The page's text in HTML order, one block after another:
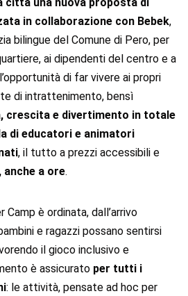
città una nuova proposta di
in collaborazione con Bebek,
bilingue del Comune di Pero, per
ai dipendenti del centro e a
di far vivere ai propri
di intrattenimento, bensì
crescita e divertimento in totale
di educatori e animatori
, il tutto a prezzi accessibili e
a ore.
Camp è ordinata, dall’arrivo
e ragazzi possano sentirsi
il gioco inclusivo e
è assicurato per tutti i
: le attività, pensate ad hoc per